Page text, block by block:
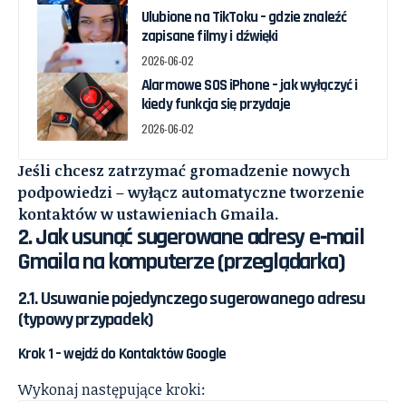
Ulubione na TikToku – gdzie znaleźć
zapisane filmy i dźwięki
2026-06-02
Alarmowe SOS iPhone – jak wyłączyć i
kiedy funkcja się przydaje
2026-06-02
Jeśli chcesz zatrzymać gromadzenie nowych
podpowiedzi – wyłącz automatyczne tworzenie
kontaktów w ustawieniach Gmaila.
2. Jak usunąć sugerowane adresy e‑mail
Gmaila na komputerze (przeglądarka)
2.1. Usuwanie pojedynczego sugerowanego adresu
(typowy przypadek)
Krok 1 – wejdź do Kontaktów Google
Wykonaj następujące kroki: